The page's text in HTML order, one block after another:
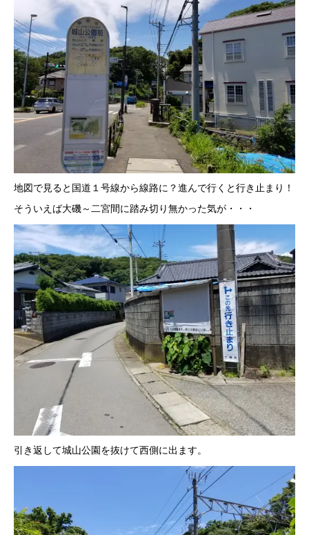
地図で見ると国道１号線から線路に？進んで行くと行き止まり！
そういえば大磯～二宮間に踏み切り無かった気が・・・
引き返して城山公園を抜けて西側に出ます。